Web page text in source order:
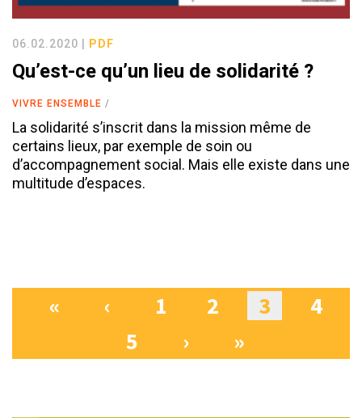
06.02.2020 | PDF
Qu’est-ce qu’un lieu de solidarité ?
VIVRE ENSEMBLE
La solidarité s’inscrit dans la mission même de
certains lieux, par exemple de soin ou
d’accompagnement social. Mais elle existe dans une
multitude d’espaces.
« ‹ 1 2 3
4
5
› »